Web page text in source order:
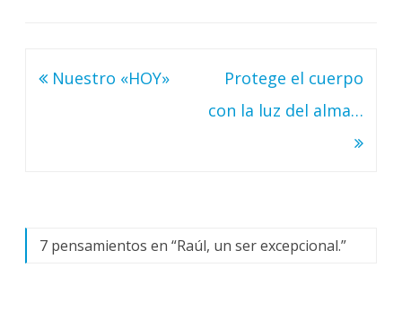
Navegación
Nuestro «HOY»
Protege el cuerpo
con la luz del alma…
7 pensamientos en “Raúl, un ser excepcional.”